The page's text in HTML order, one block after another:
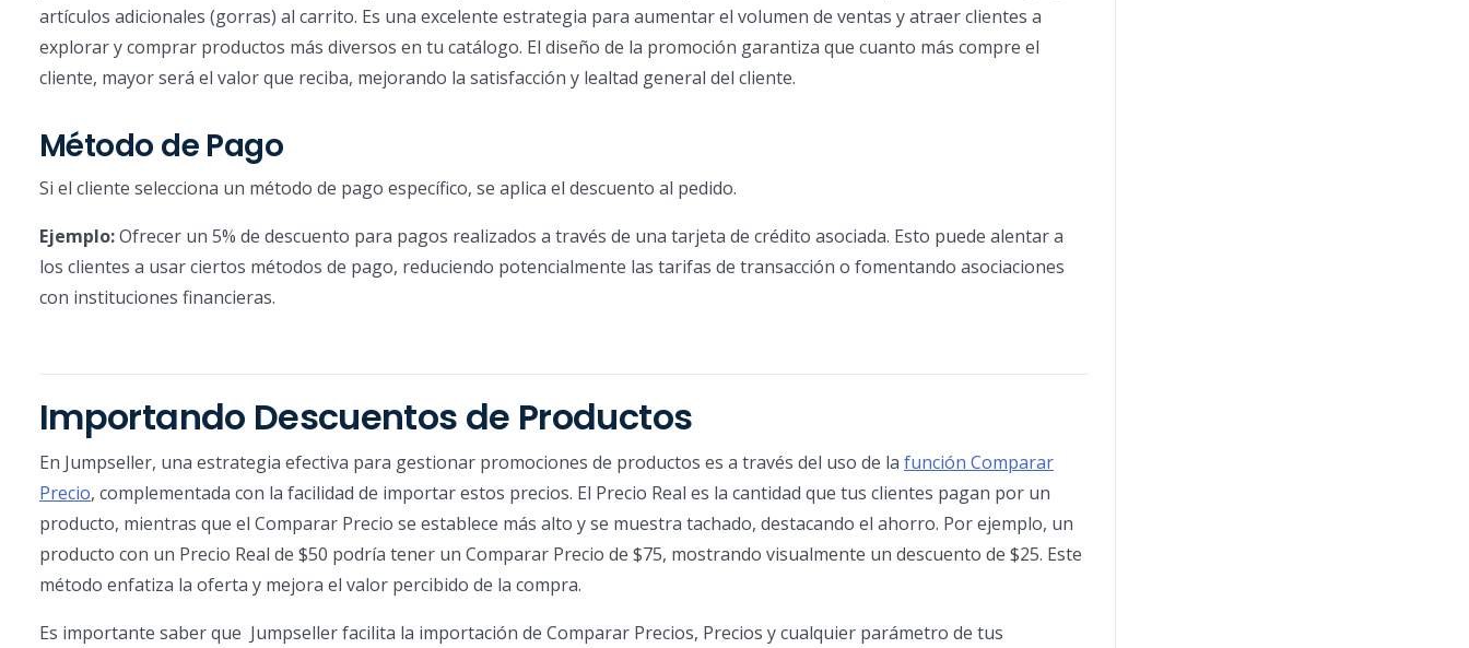
artículos adicionales (gorras) al carrito. Es una excelente estrategia para aumentar el volumen de ventas y atraer clientes a
explorar y comprar productos más diversos en tu catálogo. El diseño de la promoción garantiza que cuanto más compre el
cliente, mayor será el valor que reciba, mejorando la satisfacción y lealtad general del cliente.
Método de Pago
Si el cliente selecciona un método de pago específico, se aplica el descuento al pedido.
Ejemplo:Ofrecer un 5% de descuento para pagos realizados a través de una tarjeta de crédito asociada. Esto puede alentar a
los clientes a usar ciertos métodos de pago, reduciendo potencialmente las tarifas de transacción o fomentando asociaciones
con instituciones financieras.
Importando Descuentos de Productos
En Jumpseller, una estrategia efectiva para gestionar promociones de productos es a través del uso de la función Comparar
Precio, complementada con la facilidad de importar estos precios. El Precio Real es la cantidad que tus clientes pagan por un
producto, mientras que el Comparar Precio se establece más alto y se muestra tachado, destacando el ahorro. Por ejemplo, un
producto con un Precio Real de $50 podría tener un Comparar Precio de $75, mostrando visualmente un descuento de $25. Este
método enfatiza la oferta y mejora el valor percibido de la compra.
Es importante saber que Jumpseller facilita la importación de Comparar Precios, Precios y cualquier parámetro de tus